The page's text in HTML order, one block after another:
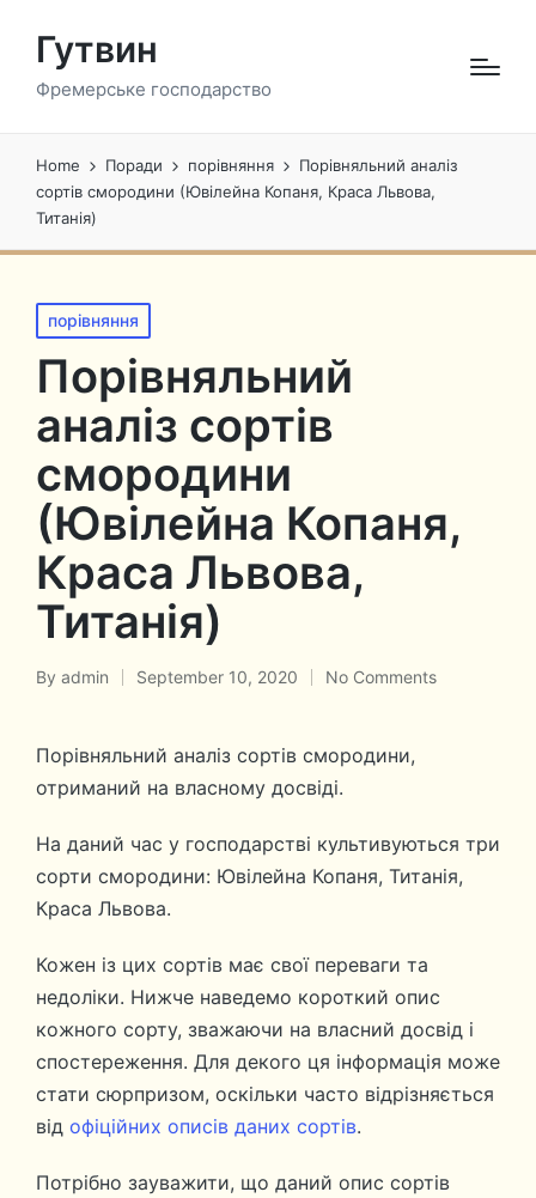
Гутвин
Фремерське господарство
Home Поради порівняння
Порівняльний аналіз
сортів смородини (Ювілейна Копаня, Краса Львова,
Титанія)
Posted
in
порівняння
Порівняльний
аналіз сортів
смородини
(Ювілейна Копаня,
Краса Львова,
Титанія)
Posted
By admin September 10, 2020 No Comments
Порівняльний аналіз сортів смородини,
отриманий на власному досвіді.
На даний час у господарстві культивуються три
сорти смородини: Ювілейна Копаня, Титанія,
Краса Львова.
Кожен із цих сортів має свої переваги та
недоліки. Нижче наведемо короткий опис
кожного сорту, зважаючи на власний досвід і
спостереження. Для декого ця інформація може
стати сюрпризом, оскільки часто відрізняється
від офіційних описів даних сортів.
Потрібно зауважити, що даний опис сортів